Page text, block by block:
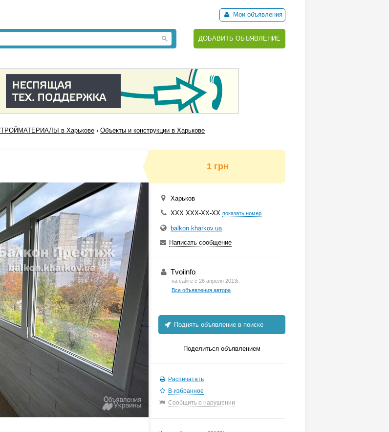
Мои объявления
ДОБАВИТЬ ОБЪЯВЛЕНИЕ
в Харькове ›Объекты и конструкции в Харькове
1 грн
Харьков
ХХХ ХХХ-ХХ-ХХ показать номер
balkon.kharkov.ua
Написать сообщение
Tvoiinfo
на сайте с 26 апреля 2013г.
Все объявления автора
Поднять объявление в поиске
Поделиться объявлением
Распечатать
В избранное
Сообщить о нарушении